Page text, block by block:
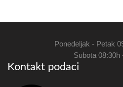
Ponedeljak - Petak
Subota 08:30h
Kontakt podaci